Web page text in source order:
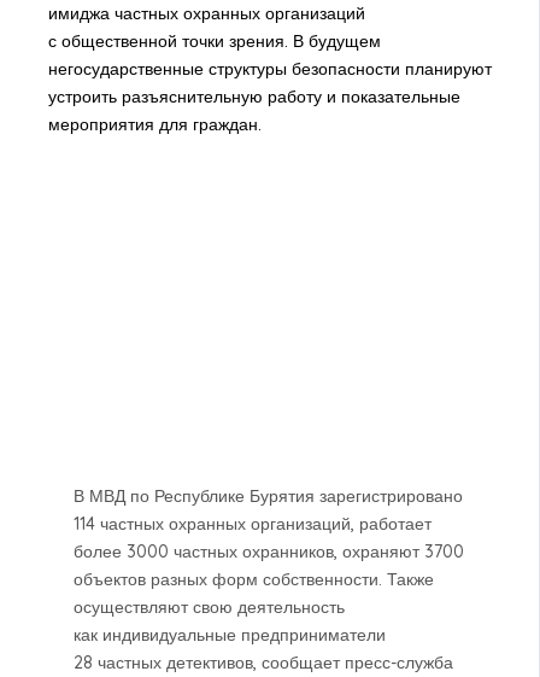
имиджа частных охранных организаций
с общественной точки зрения. В будущем
негосударственные структуры безопасности планируют
устроить разъяснительную работу и показательные
мероприятия для граждан.
В МВД по Республике Бурятия зарегистрировано
114 частных охранных организаций, работает
более 3000 частных охранников, охраняют 3700
объектов разных форм собственности. Также
осуществляют свою деятельность
как индивидуальные предприниматели
28 частных детективов, сообщает пресс-служба